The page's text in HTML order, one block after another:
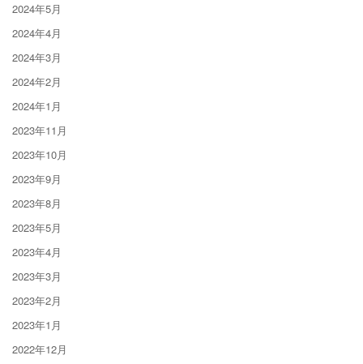
2024年5月
2024年4月
2024年3月
2024年2月
2024年1月
2023年11月
2023年10月
2023年9月
2023年8月
2023年5月
2023年4月
2023年3月
2023年2月
2023年1月
2022年12月